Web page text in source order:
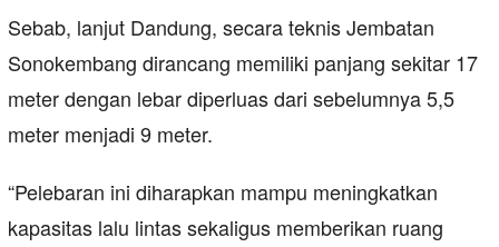
Sebab, lanjut Dandung, secara teknis Jembatan
Sonokembang dirancang memiliki panjang sekitar 17
meter dengan lebar diperluas dari sebelumnya 5,5
meter menjadi 9 meter.
“Pelebaran ini diharapkan mampu meningkatkan
kapasitas lalu lintas sekaligus memberikan ruang